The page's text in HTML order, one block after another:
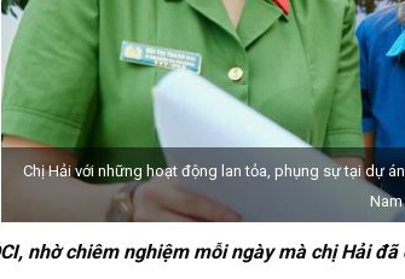
Chị Hải với những hoạt động lan tỏa, phụng sự tại dự
Nam
nhờ chiêm nghiệm mỗi ngày mà chị Hải